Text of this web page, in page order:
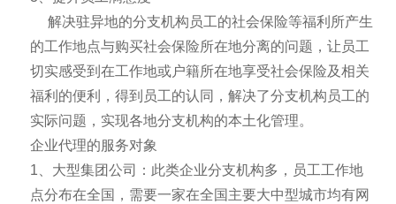
解决驻异地的分支机构员工的社会保险等福利所产生
的工作地点与购买社会保险所在地分离的问题，让员工
切实感受到在工作地或户籍所在地享受社会保险及相关
福利的便利，得到员工的认同，解决了分支机构员工的
实际问题，实现各地分支机构的本土化管理。
企业代理的服务对象
1、大型集团公司：此类企业分支机构多，员工工作地
点分布在全国，需要一家在全国主要大中型城市均有网